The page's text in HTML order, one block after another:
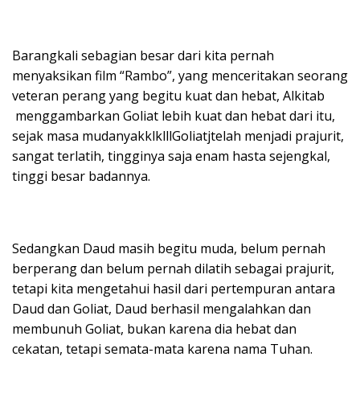
Barangkali sebagian besar dari kita pernah
menyaksikan film “Rambo”, yang menceritakan seorang
veteran perang yang begitu kuat dan hebat, Alkitab
menggambarkan Goliat lebih kuat dan hebat dari itu,
sejak masa mudanyakklklllGoliatjtelah menjadi prajurit,
sangat terlatih, tingginya saja enam hasta sejengkal,
tinggi besar badannya.
Sedangkan Daud masih begitu muda, belum pernah
berperang dan belum pernah dilatih sebagai prajurit,
tetapi kita mengetahui hasil dari pertempuran antara
Daud dan Goliat, Daud berhasil mengalahkan dan
membunuh Goliat, bukan karena dia hebat dan
cekatan, tetapi semata-mata karena nama Tuhan.